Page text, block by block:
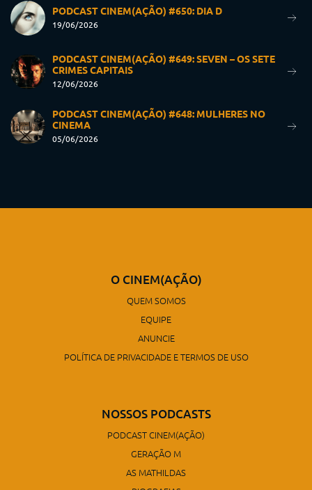
PODCAST CINEM(AÇÃO) #650: DIA D
19/06/2026
PODCAST CINEM(AÇÃO) #649: SEVEN – OS SETE
CRIMES CAPITAIS
12/06/2026
PODCAST CINEM(AÇÃO) #648: MULHERES NO
CINEMA
05/06/2026
O CINEM(AÇÃO)
QUEM SOMOS
EQUIPE
ANUNCIE
POLÍTICA DE PRIVACIDADE E TERMOS DE USO
NOSSOS PODCASTS
PODCAST CINEM(AÇÃO)
GERAÇÃO M
AS MATHILDAS